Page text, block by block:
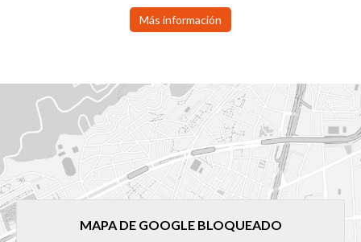
Más información
MAPA DE GOOGLE BLOQUEADO